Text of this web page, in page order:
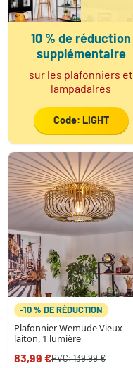
10 % de réduction
supplémentaire
sur les plafonniers et
lampadaires
Code: LIGHT
-10 % DE RÉDUCTION
Plafonnier Wemude Vieux
laiton, 1 lumière
83,99 €PVC:139,99 €